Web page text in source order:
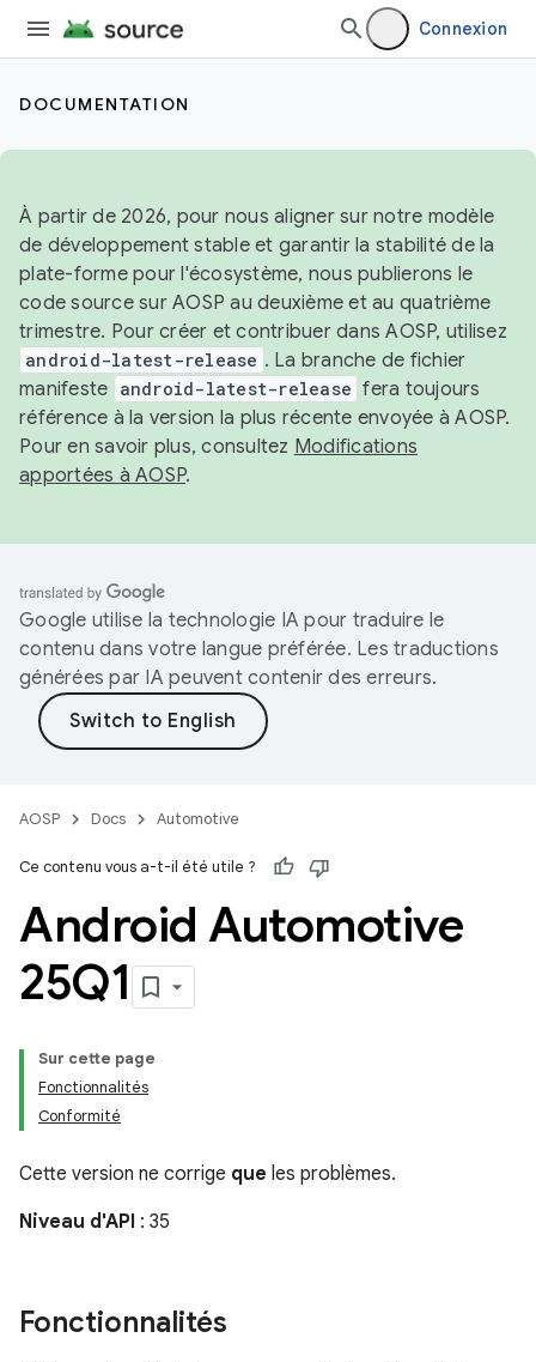
Connexion
DOCUMENTATION
À partir de 2026, pour nous aligner sur notre modèle
de développement stable et garantir la stabilité de la
plate-forme pour l'écosystème, nous publierons le
code source sur AOSP au deuxième et au quatrième
trimestre. Pour créer et contribuer dans AOSP, utilisez
android-latest-release . La branche de fichier
manifeste android-latest-release fera toujours
référence à la version la plus récente envoyée à AOSP.
Pour en savoir plus, consultez Modifications
apportées à AOSP.
Google utilise la technologie IA pour traduire le
contenu dans votre langue préférée. Les traductions
générées par IA peuvent contenir des erreurs.
AOSP Docs Automotive
Ce contenu vous a-t-il été utile ?
Android Automotive
25Q1
Sur cette page
Fonctionnalités
Conformité
Cette version ne corrige que les problèmes.
Niveau d'API : 35
Fonctionnalités